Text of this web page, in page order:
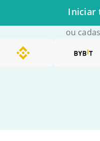
Iniciar
ou